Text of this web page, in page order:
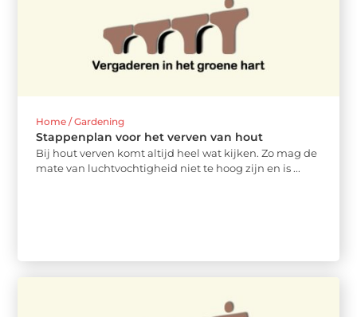
Home / Gardening
Stappenplan voor het verven van hout
Bij hout verven komt altijd heel wat kijken. Zo mag de
mate van luchtvochtigheid niet te hoog zijn en is ...